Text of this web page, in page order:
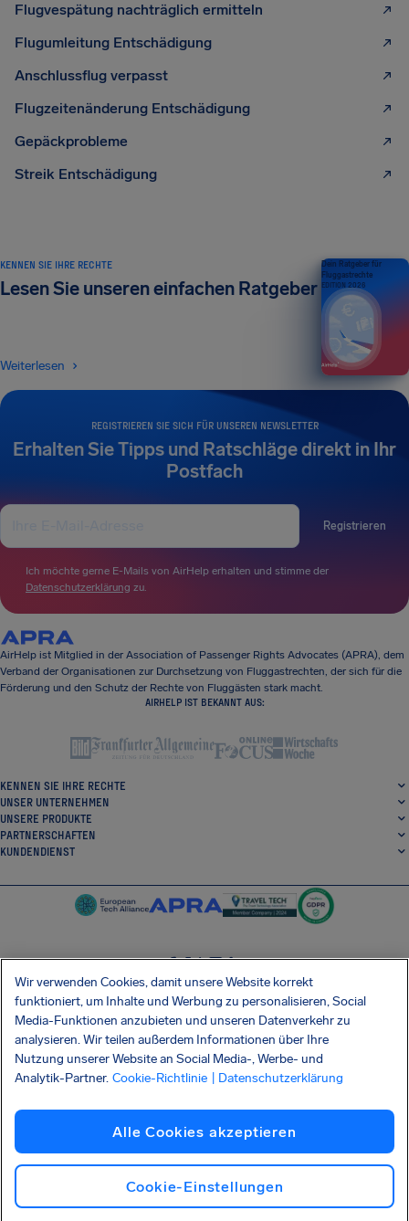
Flugvespätung nachträglich ermitteln
Flugumleitung Entschädigung
Anschlussflug verpasst
Flugzeitenänderung Entschädigung
Gepäckprobleme
Streik Entschädigung
REGISTRIEREN SIE SICH FÜR UNSEREN NEWSLETTER
Erhalten Sie Tipps und Ratschläge direkt in Ihr
Postfach
Registrieren
Ich möchte gerne E-Mails von AirHelp erhalten und stimme der
Datenschutzerklärung zu.
KENNEN SIE IHRE RECHTE
Lesen Sie unseren einfachen Ratgeber
Weiterlesen
Dein Ratgeber für
Fluggastrechte
EDITION 2026
AirHelp ist Mitglied in der Association of Passenger Rights Advocates (APRA), dem
Verband der Organisationen zur Durchsetzung von Fluggastrechten, der sich für die
Förderung und den Schutz der Rechte von Fluggästen stark macht.
AIRHELP IST BEKANNT AUS:
KENNEN SIE IHRE RECHTE
UNSER UNTERNEHMEN
UNSERE PRODUKTE
PARTNERSCHAFTEN
KUNDENDIENST
SocialFacebook
SocialTwitter
SocialInstagram
SocialLinkedin
ERHALTEN SIE UNSERE KOSTENLOSE APP
Allgemeinen GeschäftsbedingungenDatenschutzerklärung
Barrierefreiheit
Copyright © 2026 AirHelp
Wir verwenden Cookies, damit unsere Website korrekt
funktioniert, um Inhalte und Werbung zu personalisieren, Social
Media-Funktionen anzubieten und unseren Datenverkehr zu
analysieren. Wir teilen außerdem Informationen über Ihre
Nutzung unserer Website an Social Media-, Werbe- und
Analytik-Partner. Cookie-Richtlinie | Datenschutzerklärung
Alle Cookies akzeptieren
Cookie-Einstellungen